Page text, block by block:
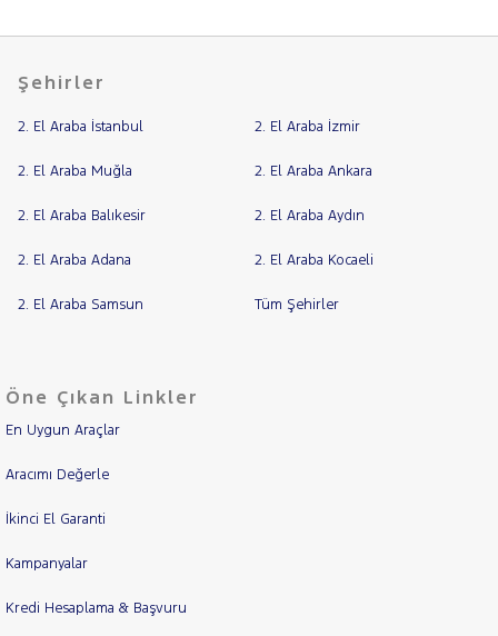
Şehirler
2. El Araba İstanbul 2. El Araba İzmir
2. El Araba Muğla 2. El Araba Ankara
2. El Araba Balıkesir 2. El Araba Aydın
2. El Araba Adana 2. El Araba Kocaeli
2. El Araba Samsun Tüm Şehirler
Öne Çıkan Linkler
En Uygun Araçlar
Aracımı Değerle
İkinci El Garanti
Kampanyalar
Kredi Hesaplama & Başvuru